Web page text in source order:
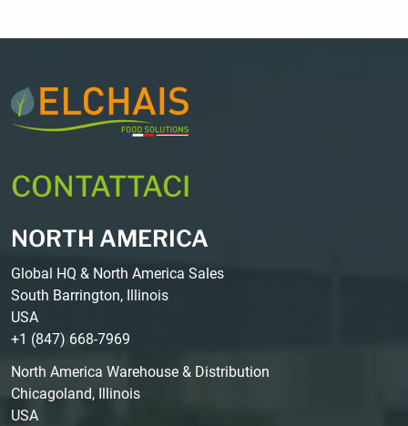
CONTATTACI
NORTH AMERICA
Global HQ & North America Sales
South Barrington, Illinois
USA
+1 (847) 668-7969
North America Warehouse & Distribution
Chicagoland, Illinois
USA